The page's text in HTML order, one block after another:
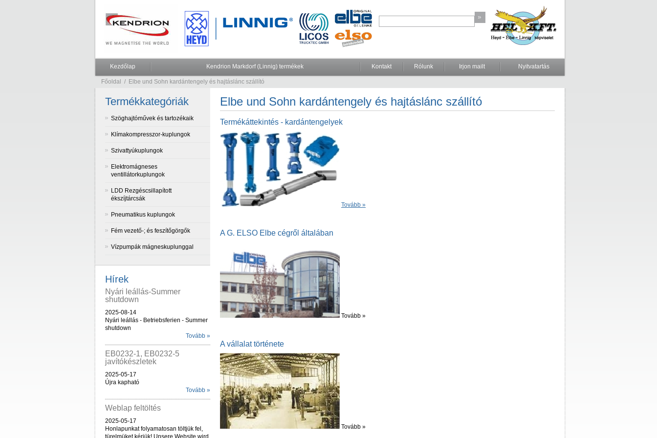
Kezdőlap Kendrion Markdorf (Linnig) termékek Kontakt Rólunk Irjon mailt Nyitvatartás
Főoldal / Elbe und Sohn kardántengely és hajtáslánc szállító
Termékkategóriák
Szöghajtóművek és tartozékaik
Klímakompresszor-kuplungok
Szivattyúkuplungok
Elektromágneses
ventillátorkuplungok
LDD Rezgéscsillapított
ékszíjtárcsák
Pneumatikus kuplungok
Fém vezető-; és feszítőgörgők
Vízpumpák mágneskuplunggal
Hírek
Nyári leállás-Summer
shutdown
2025-08-14
Nyári leállás - Betriebsferien - Summer
shutdown
Tovább »
EB0232-1, EB0232-5
javítókészletek
2025-05-17
Újra kapható
Tovább »
Weblap feltöltés
2025-05-17
Honlapunkat folyamatosan töltjük fel,
türelmüket kérjük! Unsere Website wird
Elbe und Sohn kardántengely és hajtáslánc szállító
Termékáttekintés - kardántengelyek
Tovább »
A G. ELSO Elbe cégről általában
Tovább »
A vállalat története
Tovább »